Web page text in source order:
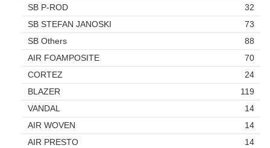
SB P-ROD
32
SB STEFAN JANOSKI
73
SB Others
88
AIR FOAMPOSITE
70
CORTEZ
24
BLAZER
119
VANDAL
14
AIR WOVEN
14
AIR PRESTO
14